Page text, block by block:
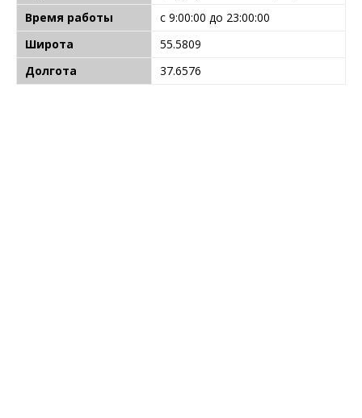
Время работы
с 9:00:00 до 23:00:00
Широта
55.5809
Долгота
37.6576